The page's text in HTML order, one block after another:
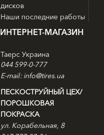
дисков
Наши последние работы
ИНТЕРНЕТ-МАГАЗИН
Таерс Украина
044 599-0-777
E-mail: info@tires.ua
ПЕСКОСТРУЙНЫЙ ЦЕХ/
ПОРОШКОВАЯ
ПОКРАСКА
ул. Корабельная, 8